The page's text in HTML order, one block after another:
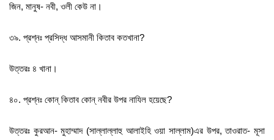
জিন, মানুষ- নবী, ওলী কেউ না।
৩৯. প্রশ্নঃ প্রসিদ্ধ আসমানী কিতাব কতখানা?
উত্তরঃ ৪ খানা।
৪০. প্রশ্নঃ কোন্‌ কিতাব কোন্‌ নবীর উপর নাযিল হয়েছে?
উত্তরঃ কুরআন- মুহাম্মাদ (সাল্লাল্লাহু আলাইহি ওয়া সাল্লাম)এর উপর, তাওরাত- মূসা